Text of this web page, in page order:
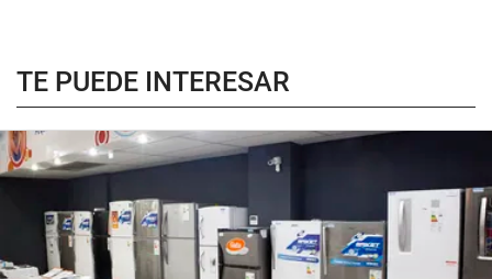
TE PUEDE INTERESAR